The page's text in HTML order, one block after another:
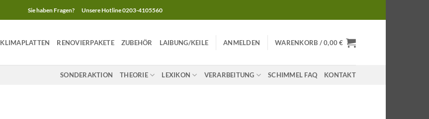
Sie haben Fragen? Unsere Hotline 0203-4105560
KLIMAPLATTEN RENOVIERPAKETE ZUBEHÖR LAIBUNG/KEILE ANMELDEN WARENKORB /0,00€
SONDERAKTION THEORIE LEXIKON VERARBEITUNG SCHIMMEL FAQ KONTAKT